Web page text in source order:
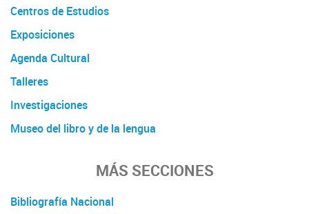
Centros de Estudios
Exposiciones
Agenda Cultural
Talleres
Investigaciones
Museo del libro y de la lengua
MÁS SECCIONES
Bibliografía Nacional